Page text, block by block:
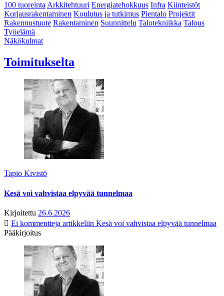
100 tuoreintaArkkitehtuuri Energiatehokkuus Infra Kiinteistöt
Korjausrakentaminen Koulutus ja tutkimus Pientalo Projektit
Rakennustuote Rakentaminen Suunnittelu Talotekniikka Talous
Työelämä
Näkökulmat
Toimitukselta
Tapio Kivistö
Kesä voi vahvistaa elpyvää tunnelmaa
Kirjoitettu 26.6.2026
Ei kommentteja artikkeliin Kesä voi vahvistaa elpyvää tunnelmaa
Pääkirjoitus